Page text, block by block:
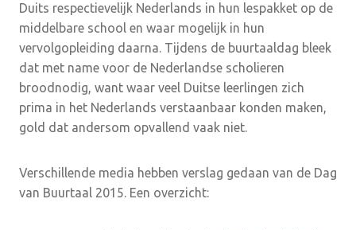
Duits respectievelijk Nederlands in hun lespakket op de
middelbare school en waar mogelijk in hun
vervolgopleiding daarna. Tijdens de buurtaaldag bleek
dat met name voor de Nederlandse scholieren
broodnodig, want waar veel Duitse leerlingen zich
prima in het Nederlands verstaanbaar konden maken,
gold dat andersom opvallend vaak niet.
Verschillende media hebben verslag gedaan van de Dag
van Buurtaal 2015. Een overzicht: